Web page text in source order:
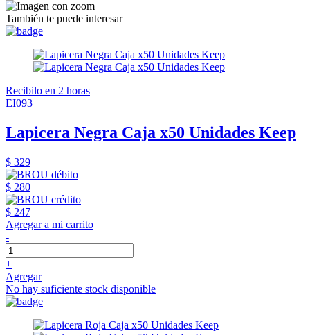
También te puede interesar
Recibilo en 2 horas
EI093
Lapicera Negra Caja x50 Unidades Keep
$ 329
$ 280
$ 247
Agregar a mi carrito
-
+
Agregar
No hay suficiente stock disponible